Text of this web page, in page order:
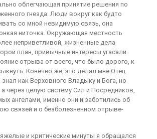
облегчающая принятие решения по
гнезда. Люди вокруг как будто
со мной невидимую связь, она
ниточка. Окружающая местность
неприветливой, жизненные дела
план, привычные интересы угасали.
отрыва от всего, что было дорого, к
Конечно же, это делал мне Отец
как Верховного Владыку и Бога, но
через целую систему Сил и Посредников,
ангелами, именно они и заботились об
связей и о безболезненном отрыве-
и критические минуты я обращался